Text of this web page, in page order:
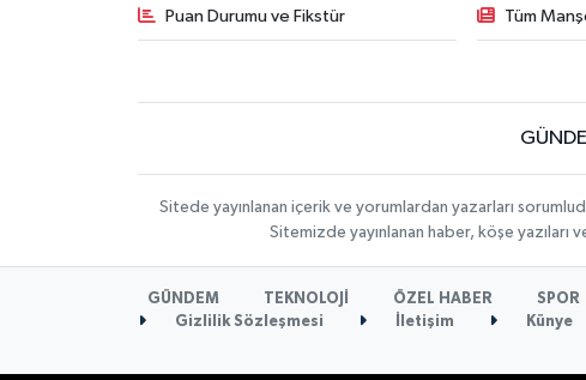
Puan Durumu ve Fikstür Tüm
Sitede yayınlanan içerik ve yorumlardan yazarları
Sitemizde yayınlanan haber, köşe yazıları
GÜNDEM TEKNOLOJİ ÖZEL HABER SPOR
Gizlilik Sözleşmesi
İletişim Künye